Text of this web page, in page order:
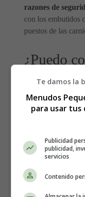
razones de
con los embutidos
puestos de las
¿Puedo
cocido
Puedes seguir
comer. No todo es
parecer duro. A
permitidos durante
Te damos la
Menudos
para usar tus
Publicidad
publicidad,
servicios
Contenido